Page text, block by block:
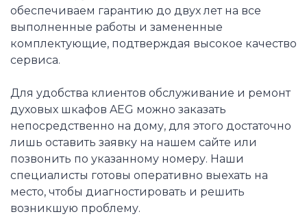
обеспечиваем гарантию до двух лет на все
выполненные работы и замененные
комплектующие, подтверждая высокое качество
сервиса.
Для удобства клиентов обслуживание и ремонт
духовых шкафов AEG можно заказать
непосредственно на дому, для этого достаточно
лишь оставить заявку на нашем сайте или
позвонить по указанному номеру. Наши
специалисты готовы оперативно выехать на
место, чтобы диагностировать и решить
возникшую проблему.